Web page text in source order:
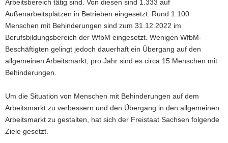
i
g
a
t
i
o
n
Arbeitsbereich tätig sind. Von diesen sind 1.333 auf
Außenarbeitsplätzen in Betrieben eingesetzt. Rund 1.100
Menschen mit Behinderungen sind zum 31.12.2022 im
Berufsbildungsbereich der WfbM eingesetzt. Wenigen WfbM-
Beschäftigten gelingt jedoch dauerhaft ein Übergang auf den
allgemeinen Arbeitsmarkt; pro Jahr sind es circa 15 Menschen mit
Behinderungen.
Um die Situation von Menschen mit Behinderungen auf dem
Arbeitsmarkt zu verbessern und den Übergang in den allgemeinen
Arbeitsmarkt zu gestalten, hat sich der Freistaat Sachsen folgende
Ziele gesetzt.